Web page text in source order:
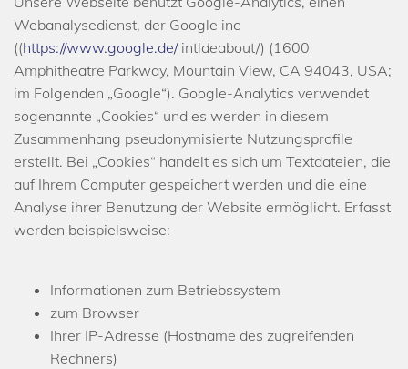
Webanalysedienst, der Google inc
((https://www.google.de/intldeabout/) (1600
Amphitheatre Parkway, Mountain View, CA 94043, USA;
im Folgenden „Google“). Google-Analytics verwendet
sogenannte „Cookies“ und es werden in diesem
Zusammenhang pseudonymisierte Nutzungsprofile
erstellt. Bei „Cookies“ handelt es sich um Textdateien, die
auf Ihrem Computer gespeichert werden und die eine
Analyse ihrer Benutzung der Website ermöglicht. Erfasst
werden beispielsweise:
Informationen zum Betriebssystem
zum Browser
Ihrer IP-Adresse (Hostname des zugreifenden
Rechners)